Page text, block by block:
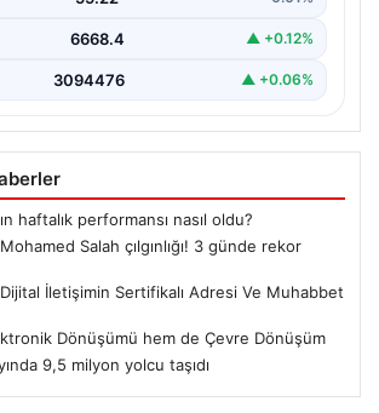
6668.4 ▲ +0.12%
3094476 ▲ +0.06%
haftalık performansı nasıl oldu?
Salah çılgınlığı! 3 günde rekor
İletişimin Sertifikalı Adresi Ve Muhabbet
Dönüşümü hem de Çevre Dönüşüm
9,5 milyon yolcu taşıdı